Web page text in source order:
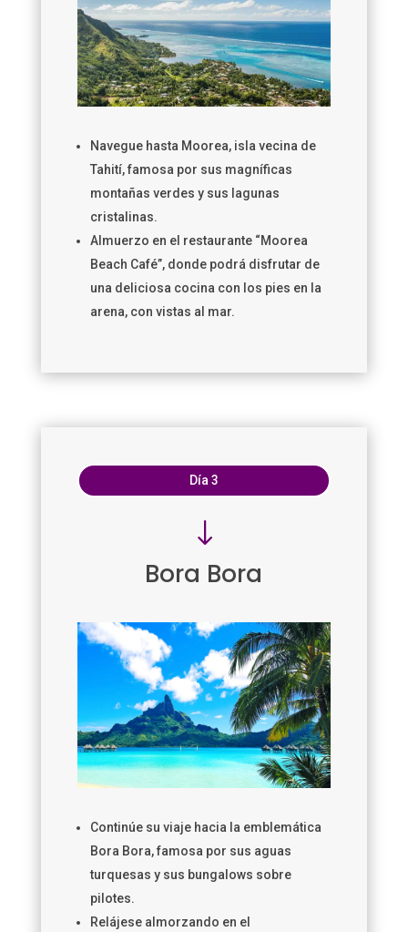
Navegue hasta Moorea, isla vecina de
Tahití, famosa por sus magníficas
montañas verdes y sus lagunas
cristalinas.
Almuerzo en el restaurante “Moorea
Beach Café”, donde podrá disfrutar de
una deliciosa cocina con los pies en la
arena, con vistas al mar.
Día 3
"
Bora Bora
Continúe su viaje hacia la emblemática
Bora Bora, famosa por sus aguas
turquesas y sus bungalows sobre
pilotes.
Relájese almorzando en el